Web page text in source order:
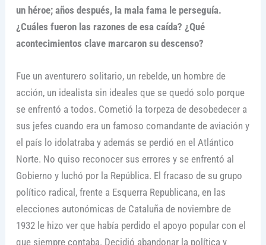
un héroe; años después, la mala fama le perseguía.
¿Cuáles fueron las razones de esa caída? ¿Qué
acontecimientos clave marcaron su descenso?
Fue un aventurero solitario, un rebelde, un hombre de
acción, un idealista sin ideales que se quedó solo porque
se enfrentó a todos. Cometió la torpeza de desobedecer a
sus jefes cuando era un famoso comandante de aviación y
el país lo idolatraba y además se perdió en el Atlántico
Norte. No quiso reconocer sus errores y se enfrentó al
Gobierno y luchó por la República. El fracaso de su grupo
político radical, frente a Esquerra Republicana, en las
elecciones autonómicas de Cataluña de noviembre de
1932 le hizo ver que había perdido el apoyo popular con el
que siempre contaba. Decidió abandonar la política y